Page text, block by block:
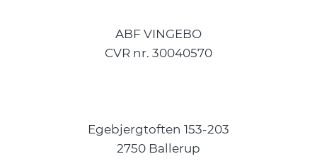
ABF VINGEBO
CVR nr. 30040570
Egebjergtoften 153-203
2750 Ballerup